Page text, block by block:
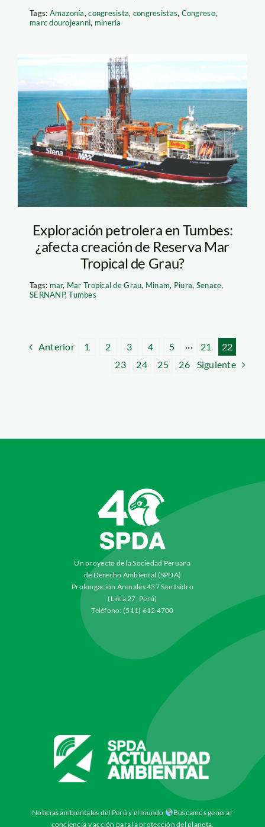
Tags: Amazonía,congresista, congresistas, Congreso,
marc dourojeanni, minería
perforadora—andina
—mar
Exploración petrolera en Tumbes:
¿afecta creación de Reserva Mar
Tropical de Grau?
Tags: mar, Mar Tropical de Grau, Minam, Piura, Senace,
SERNANP,Tumbes
Anterior 1 2 3 4 5 ··· 21
22
23
24 25 26 Siguiente
Un proyecto de la Sociedad Peruana
de Derecho Ambiental (SPDA)
Prolongación Arenales 437 San Isidro
(Lima 27, Perú)
Teléfono: (511) 612 4700
Noticias ambientales del Perú y el mundo
Buscamos generar
conciencia y acción para la protección del planeta.